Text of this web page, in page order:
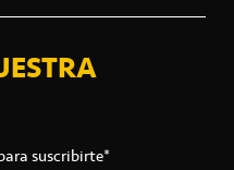
suscribirte*